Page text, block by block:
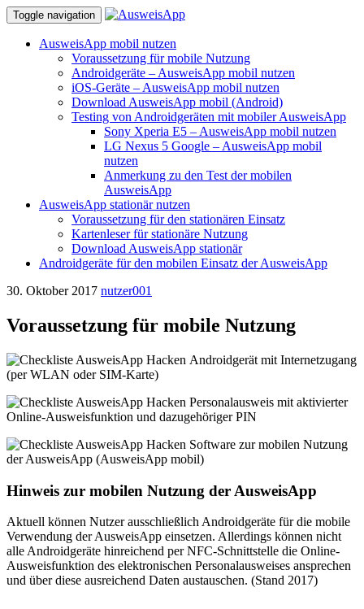
Toggle navigation
Skip
AusweisApp mobil nutzen
Voraussetzung für mobile Nutzung
Androidgeräte – AusweisApp mobil nutzen
iOS-Geräte – AusweisApp mobil nutzen
Download AusweisApp mobil (Android)
Testing von Androidgeräten mit mobiler AusweisApp
Sony Xperia E5 – AusweisApp mobil nutzen
LG Nexus 5 Google – AusweisApp mobil
nutzen
Anmerkung zu den Test der mobilen
AusweisApp
AusweisApp stationär nutzen
Voraussetzung für den stationären Einsatz
Kartenleser für stationäre Nutzung
Download AusweisApp stationär
Androidgeräte für den mobilen Einsatz der AusweisApp
30. Oktober 2017 nutzer001
Voraussetzung für mobile Nutzung
Androidgerät mit Internetzugang
(per WLAN oder SIM-Karte)
Personalausweis mit aktivierter
Online-Ausweisfunktion und dazugehöriger PIN
Software zur mobilen Nutzung
der AusweisApp (AusweisApp mobil)
Hinweis zur mobilen Nutzung der AusweisApp
Aktuell können Nutzer ausschließlich Androidgeräte für die mobile
Verwendung der AusweisApp einsetzen. Allerdings können nicht
alle Androidgeräte hinreichend per NFC-Schnittstelle die Online-
Ausweisfunktion des elektronischen Personalausweises ansprechen
und über diese ausreichend Daten austauschen. (Stand 2017)